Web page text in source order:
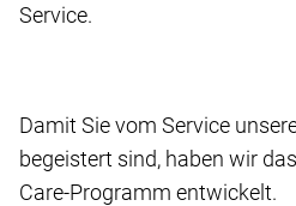
Service.
Damit Sie vom Service
begeistert sind, haben wir
Care-Programm entwickelt.